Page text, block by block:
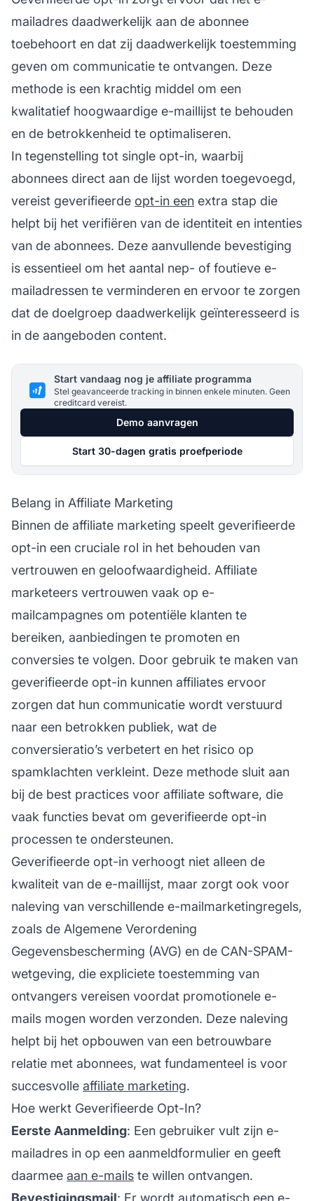
mailadres daadwerkelijk aan de abonnee
toebehoort en dat zij daadwerkelijk toestemming
geven om communicatie te ontvangen. Deze
methode is een krachtig middel om een
kwalitatief hoogwaardige e-maillijst te behouden
en de betrokkenheid te optimaliseren.
In tegenstelling tot single opt-in, waarbij
abonnees direct aan de lijst worden toegevoegd,
vereist geverifieerde opt-in een extra stap die
helpt bij het verifiëren van de identiteit en intenties
van de abonnees. Deze aanvullende bevestiging
is essentieel om het aantal nep- of foutieve e-
mailadressen te verminderen en ervoor te zorgen
dat de doelgroep daadwerkelijk geïnteresseerd is
in de aangeboden content.
Start vandaag nog je affiliate programma
Stel geavanceerde tracking in binnen enkele minuten. Geen
creditcard vereist.
Demo aanvragen
Start 30-dagen gratis proefperiode
Belang in Affiliate Marketing
Binnen de affiliate marketing speelt geverifieerde
opt-in een cruciale rol in het behouden van
vertrouwen en geloofwaardigheid. Affiliate
marketeers vertrouwen vaak op e-
mailcampagnes om potentiële klanten te
bereiken, aanbiedingen te promoten en
conversies te volgen. Door gebruik te maken van
geverifieerde opt-in kunnen affiliates ervoor
zorgen dat hun communicatie wordt verstuurd
naar een betrokken publiek, wat de
conversieratio’s verbetert en het risico op
spamklachten verkleint. Deze methode sluit aan
bij de best practices voor affiliate software, die
vaak functies bevat om geverifieerde opt-in
processen te ondersteunen.
Geverifieerde opt-in verhoogt niet alleen de
kwaliteit van de e-maillijst, maar zorgt ook voor
naleving van verschillende e-mailmarketingregels,
zoals de Algemene Verordening
Gegevensbescherming (AVG) en de CAN-SPAM-
wetgeving, die expliciete toestemming van
ontvangers vereisen voordat promotionele e-
mails mogen worden verzonden. Deze naleving
helpt bij het opbouwen van een betrouwbare
relatie met abonnees, wat fundamenteel is voor
succesvolle affiliate marketing.
Hoe werkt Geverifieerde Opt-In?
Eerste Aanmelding: Een gebruiker vult zijn e-
mailadres in op een aanmeldformulier en geeft
daarmee aan e-mails te willen ontvangen.
Bevestigingsmail: Er wordt automatisch een e-